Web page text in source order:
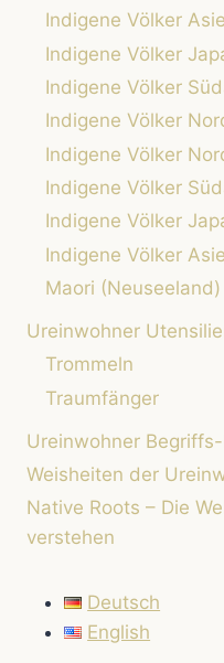
Indigene Völker
Indigene Völker
Indigene Völker
Indigene Völker
Indigene Völker
Indigene Völker
Indigene Völker
Indigene Völker
Maori (Neuseeland)
Ureinwohner
Trommeln
Traumfänger
Ureinwohner
Weisheiten der
Native Roots – Die
verstehen
Deutsch
English